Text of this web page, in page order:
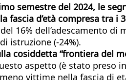
semestre del 2024, le
d’età compresa tra i
16% dell’adescamento
istruzione (-24%).
cosiddetta “frontiera del
aspetto (è stato
vittime nella fascia di